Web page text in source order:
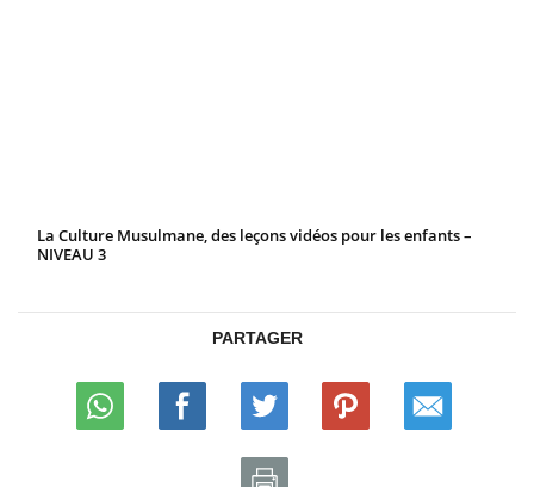
La Culture Musulmane, des leçons vidéos pour les enfants –
NIVEAU 3
PARTAGER